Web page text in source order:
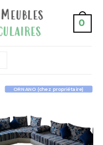
0
ORNANO (chez propriétaire)